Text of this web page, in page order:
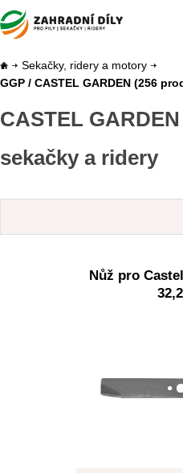
Sekačky, ridery a motory
GGP / CASTEL GARDEN (256
CASTEL
sekačky a ridery
Nůž pro